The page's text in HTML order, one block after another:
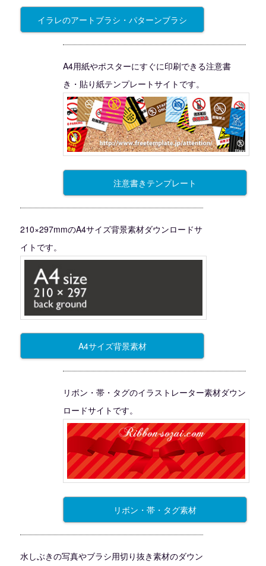
イラレのアートブラシ・パターンブラシ
A4用紙やポスターにすぐに印刷できる注意書
き・貼り紙テンプレートサイトです。
注意書きテンプレート
210×297mmのA4サイズ背景素材ダウンロードサ
イトです。
A4サイズ背景素材
リボン・帯・タグのイラストレーター素材ダウン
ロードサイトです。
リボン・帯・タグ素材
水しぶきの写真やブラシ用切り抜き素材のダウン